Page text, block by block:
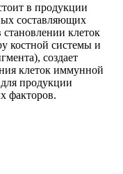
в продукции
составляющих
клеток
костной системы и
создает
клеток иммунной
продукции
факторов.